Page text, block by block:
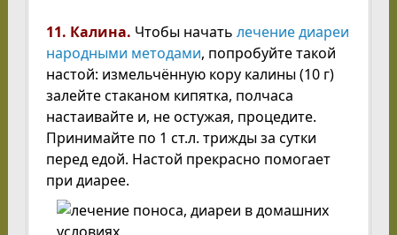
11. Калина. Чтобы начать лечение диареи
народными методами, попробуйте такой
настой: измельчённую кору калины (10 г)
залейте стаканом кипятка, полчаса
настаивайте и, не остужая, процедите.
Принимайте по 1 ст.л. трижды за сутки
перед едой. Настой прекрасно помогает
при диарее.